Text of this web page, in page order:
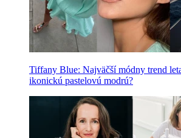
Tiffany Blue: Najväčší módny trend
ikonickú pastelovú modrú?